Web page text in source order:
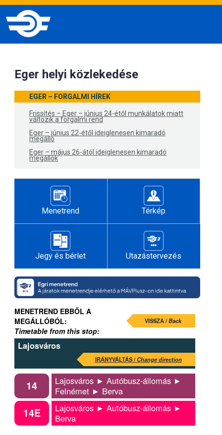
Eger helyi közlekedése
EGER – FORGALMI HÍREK
Frissítés – Eger – június 24-étől munkálatok miatt
változik a forgalmi rend
Eger – június 22-étől ideiglenesen kimaradó
megálló
Eger – május 26-ától ideiglenesen kimaradó
megállók
Menetrend Térkép
Jegy és bérlet Utazástervezés
MENETREND EBBŐL A
MEGÁLLÓBÓL:
Timetable from this stop:
VISSZA /Back
Lajosváros
IRÁNYVÁLTÁS /Change direction
14
Lajosváros ► Autóbusz-állomás ►
Felnémet ► Berva
14E
Lajosváros ► Autóbusz-állomás ►
Berva